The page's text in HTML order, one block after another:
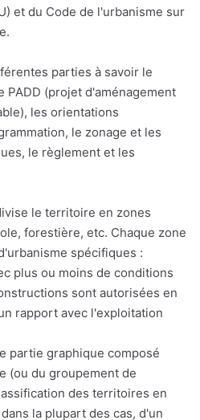
et du Code de l'urbanisme sur
parties à savoir le
(projet d'aménagement
les orientations
le zonage et les
le règlement et les
le territoire en zones
forestière, etc. Chaque zone
spécifiques :
plus ou moins de conditions
sont autorisées en
rapport avec l'exploitation
partie graphique composé
(ou du groupement de
des territoires en
la plupart des cas, d'un